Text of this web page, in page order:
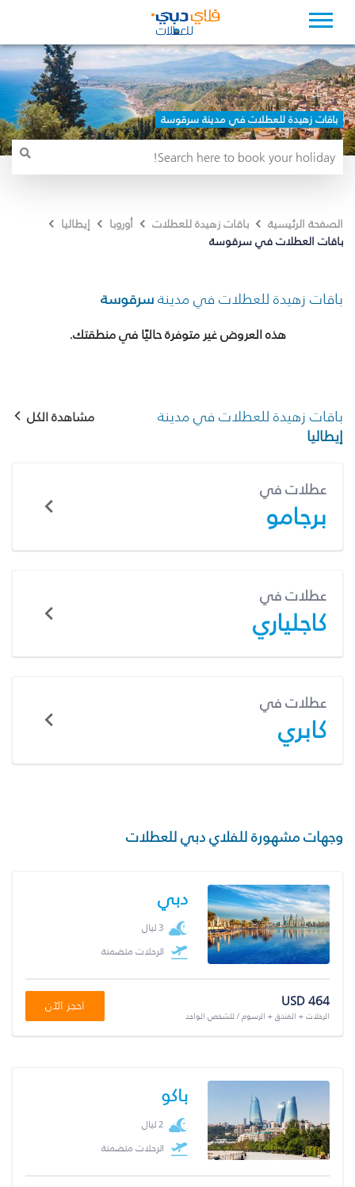
باقات زهيدة للعطلات في مدينة سرقوسة
الصفحة الرئيسية باقات زهيدة للعطلات أوروبا
إيطاليا
باقات العطلات في سرقوسة
باقات زهيدة للعطلات في مدينةسرقوسة
هذه العروض غير متوفرة حاليًا في منطقتك.
باقات زهيدة للعطلات في مدينة
إيطاليا
مشاهدة الكل
عطلات في
برجامو
عطلات في
كاجلياري
عطلات في
كابري
وجهات مشهورة للفلاي دبي للعطلات
دبي
3 ليال
الرحلات متضمنة
USD 464
الرحلات + الفندق + الرسوم / للشخص الواحد
احجز الآن
باكو
2 ليال
الرحلات متضمنة